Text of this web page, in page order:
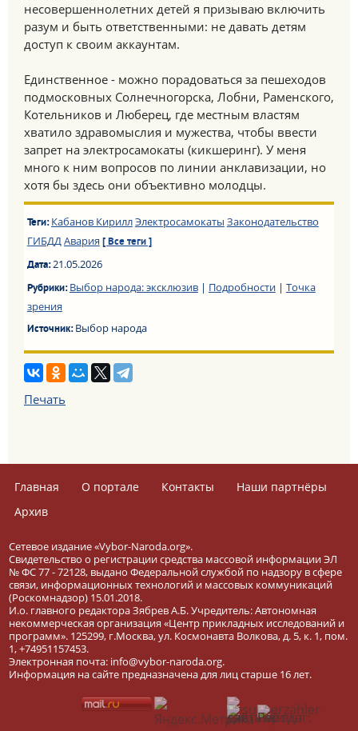
несовершеннолетних детей я призываю включить
разум и быть ответственными: не давать детям
доступ к своим аккаунтам.
Единственное - можно порадоваться за пешеходов
подмосковных Солнечногорска, Лобни, Раменского,
Котельников и Люберец, где местным властям
хватило здравомыслия и мужества, чтобы ввести
запрет на электросамокаты (кикшеринг). У меня
много к ним вопросов по линии анклавизации, но
хотя бы здесь они объективно молодцы.
Теги: Кабанов КириллЭлектросамокаты Законодательство
ГИБДДАвария [ Все теги ]
Дата:21.05.2026
Рубрики:Выбор народа: эксклюзив| Подробности| Точка
зрения
Источник:Выбор народа
Печать
Главная О портале Контакты
Наши партнёры
Архив
Сетевое издание «Vybor-Naroda.org».
Свидетельство о регистрации средства массовой информации ЭЛ
№ ФС 77 - 72128, выдано Федеральной службой по надзору в сфере
связи, информационных технологий и массовых коммуникаций
(Роскомнадзор) 15.01.2018.
И.о. главного редактора Зябрев А.Б. Учредитель: Автономная
некоммерческая организация «Центр прикладных исследований и
программ». 125299, г.Москва, ул. Космонавта Волкова, д. 5, к. 1, пом.
1, +74951157453.
Электронная почта: info@vybor-naroda.org.
Информация на сайте предназначена для лиц старше 16 лет.